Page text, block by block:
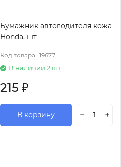
Бумажник автоводителя кожа
Honda, шт
Код товара: 19677
В наличии 2 шт.
215₽
В корзину